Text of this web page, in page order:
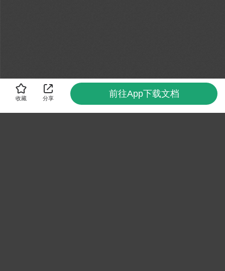
收藏 分享 前往App下载文档